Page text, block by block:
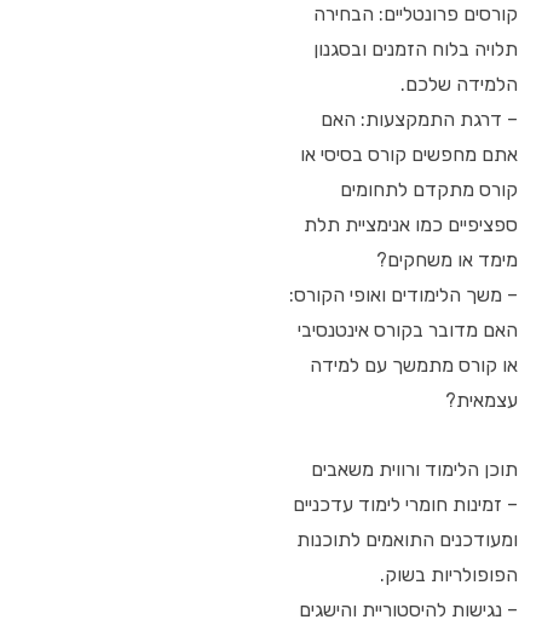
קורסים פרונטליים: הבחירה
תלויה בלוח הזמנים ובסגנון
הלמידה שלכם.
– דרגת התמקצעות: האם
אתם מחפשים קורס בסיסי או
קורס מתקדם לתחומים
ספציפיים כמו אנימציית תלת
מימד או משחקים?
– משך הלימודים ואופי הקורס:
האם מדובר בקורס אינטנסיבי
או קורס מתמשך עם למידה
עצמאית?
תוכן הלימוד ורווית משאבים
– זמינות חומרי לימוד עדכניים
ומעודכנים התואמים לתוכנות
הפופולריות בשוק.
– נגישות להיסטוריית והישגים